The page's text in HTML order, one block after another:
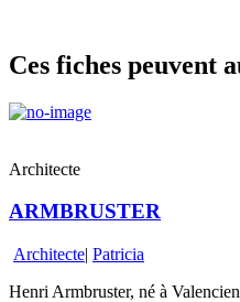
Ces fiches peuvent
Architecte
ARMBRUSTER
Architecte| Patricia
Henri Armbruster, né à